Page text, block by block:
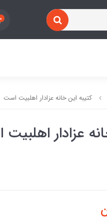
0
کتیبه این خانه عزادار اهلبیت است
عزادار